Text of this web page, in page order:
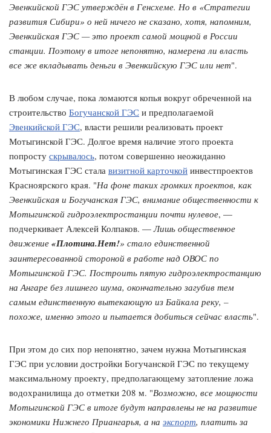
Эвенкийской ГЭС утверждён в Генсхеме. Но в «Стратегии
развития Сибири» о ней ничего не сказано, хотя, напомним,
Эвенкийская ГЭС — это проект самой мощной в России
станции. Поэтому в итоге непонятно, намерена ли власть
все же вкладывать деньги в Эвенкийскую ГЭС или нет".
В любом случае, пока ломаются копья вокруг обреченной на
строительство Богучанской ГЭС и предполагаемой
Эвенкийской ГЭС, власти решили реализовать проект
Мотыгинской ГЭС. Долгое время наличие этого проекта
попросту скрывалось, потом совершенно неожиданно
Мотыгинская ГЭС стала визитной карточкой инвестпроектов
Красноярского края. "На фоне таких громких проектов, как
Эвенкийская и Богучанская ГЭС, внимание общественности к
Мотыгинской гидроэлектростанции почти нулевое, —
подчеркивает Алексей Колпаков. —Лишь общественное
движение «Плотина.Нет!» стало единственной
заинтересованной стороной в работе над ОВОС по
Мотыгинской ГЭС. Построить пятую гидроэлектростанцию
на Ангаре без лишнего шума, окончательно загубив тем
самым единственную вытекающую из Байкала реку, –
похоже, именно этого и пытается добиться сейчас власть".
При этом до сих пор непонятно, зачем нужна Мотыгинская
ГЭС при условии достройки Богучанской ГЭС по текущему
максимальному проекту, предполагающему затопление ложа
водохранилища до отметки 208 м. "Возможно, все мощности
Мотыгинской ГЭС в итоге будут направлены не на развитие
экономики Нижнего Приангарья, а на экспорт, платить за